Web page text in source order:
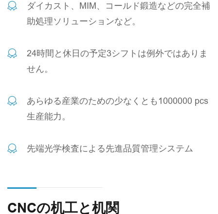
ダイカスト、MIM、コールド鍛造などの完全補
助処理ソリューションなど。
24時間と休日の予定3シフトは例外ではありま
せん。
あらゆる産業のための少なくとも1000000 pcs
生産能力。
先端光学検査による先進品質管理システム
CNCの机工と机関